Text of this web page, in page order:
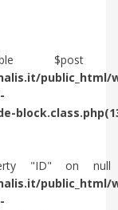
$post
public_html/
"ID" on
public_html/